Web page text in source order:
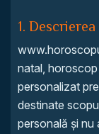
1.
natal,
personalizat
destinate
personală și nu